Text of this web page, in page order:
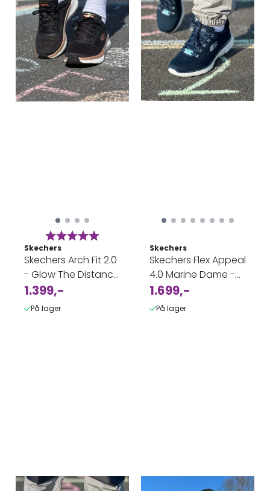
Karakter:
Skechers
Skechers Arch Fit 2.0
- Glow The Distance
- Joggesko
1.399,-
På lager
Skechers
Skechers Flex Appeal
4.0 Marine Dame -
vanntett joggesko
1.699,-
På lager